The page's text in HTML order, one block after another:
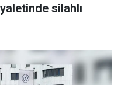
silahlı